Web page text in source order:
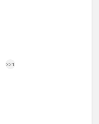
321